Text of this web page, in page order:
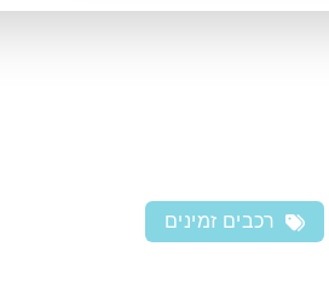
רכבים זמינים